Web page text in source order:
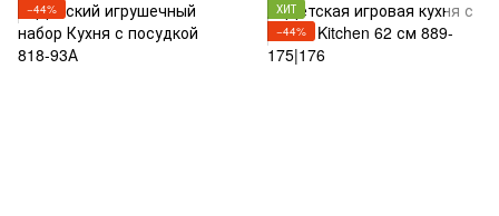
−44%
ХИТ
−44%